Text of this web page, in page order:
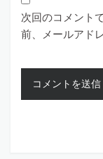
次回のコメント
前、メールアド